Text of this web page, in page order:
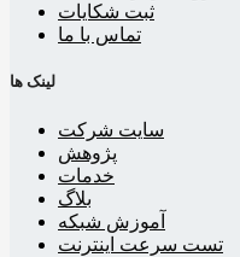
ثبت شکایات
تماس با ما
لینک ها
سایت شرکت
پژوهش
خدمات
بلاگ
آموزش شبکه
تست سرعت اینترنت